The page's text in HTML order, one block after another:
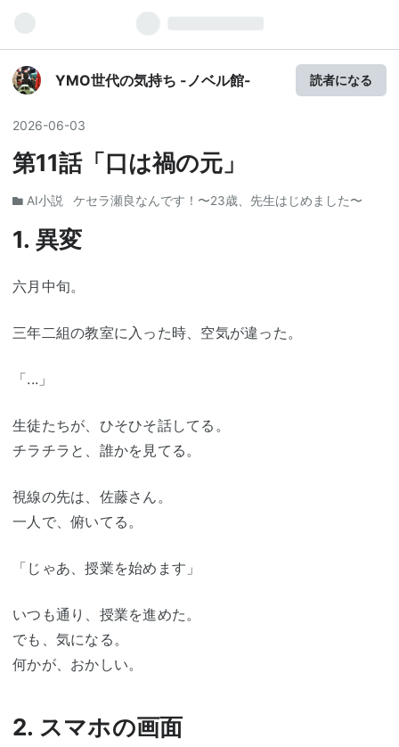
YMO世代の気持ち -ノベル館- 読者になる
2026-06-03
第11話「口は禍の元」
AI小説 ケセラ瀬良なんです！〜23歳、先生はじめました〜
1. 異変
六月中旬。
三年二組の教室に入った時、空気が違った。
「...」
生徒たちが、ひそひそ話してる。
チラチラと、誰かを見てる。
視線の先は、佐藤さん。
一人で、俯いてる。
「じゃあ、授業を始めます」
いつも通り、授業を進めた。
でも、気になる。
何かが、おかしい。
2. スマホの画面